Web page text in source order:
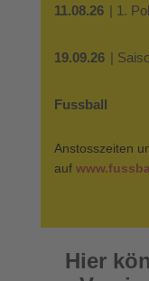
11.08.26 | 1.
19.09.26 |
Fussball
Anstosszeiten
auf
Hier